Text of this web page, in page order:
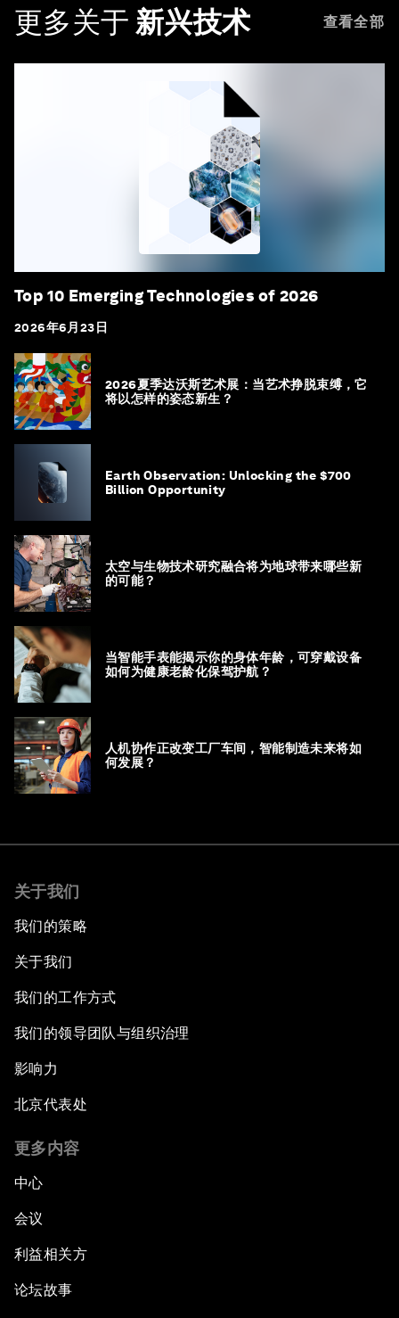
更多关于 新兴技术 查看全部
Top 10 Emerging Technologies of 2026
2026年6月23日
2026夏季达沃斯艺术展：当艺术挣脱束缚，它
将以怎样的姿态新生？
Earth Observation: Unlocking the $700
Billion Opportunity
太空与生物技术研究融合将为地球带来哪些新
的可能？
当智能手表能揭示你的身体年龄，可穿戴设备
如何为健康老龄化保驾护航？
人机协作正改变工厂车间，智能制造未来将如
何发展？
关于我们
我们的策略
关于我们
我们的工作方式
我们的领导团队与组织治理
影响力
北京代表处
更多内容
中心
会议
利益相关方
论坛故事